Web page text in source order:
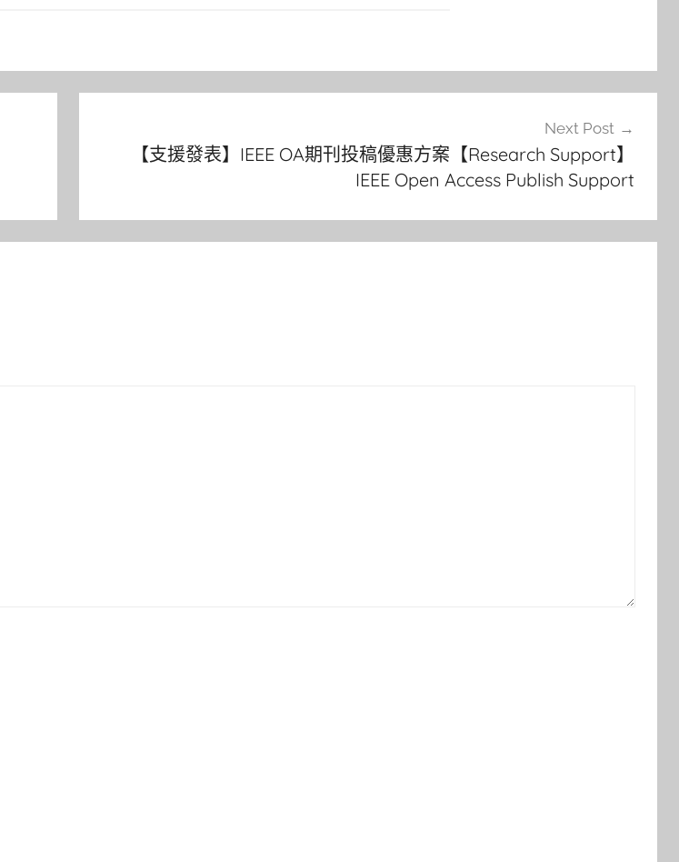
Next Post
【支援發表】IEEE OA期刊投稿優惠方案【Research Support】
IEEE Open Access Publish Support